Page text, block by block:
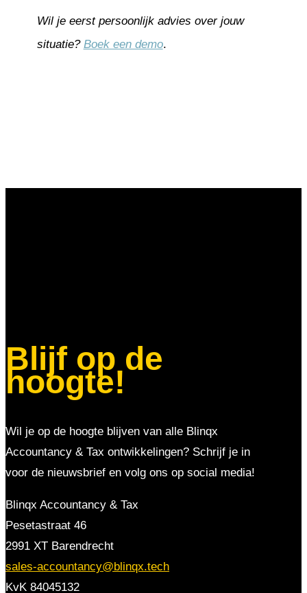
Wil je eerst persoonlijk advies over jouw
situatie? Boek een demo.
Blijf op de
hoogte!
Wil je op de hoogte blijven van alle Blinqx
Accountancy & Tax ontwikkelingen? Schrijf je in
voor de nieuwsbrief en volg ons op social media!
Blinqx Accountancy & Tax
Pesetastraat 46
2991 XT Barendrecht
sales-accountancy@blinqx.tech
KvK 84045132